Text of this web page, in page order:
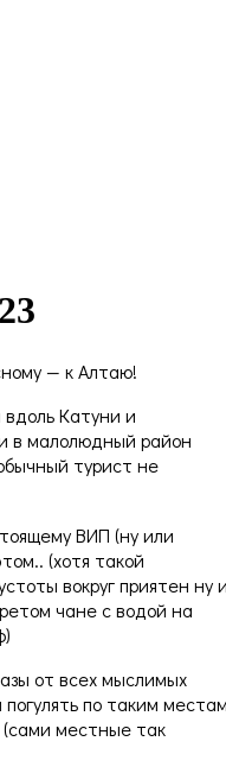
— к Алтаю!
Катуни и
в малолюдный район
турист не
ВИП (ну или
(хотя такой
вокруг приятен ну
чане с водой на
от всех мыслимых
по таким
(сами местные так